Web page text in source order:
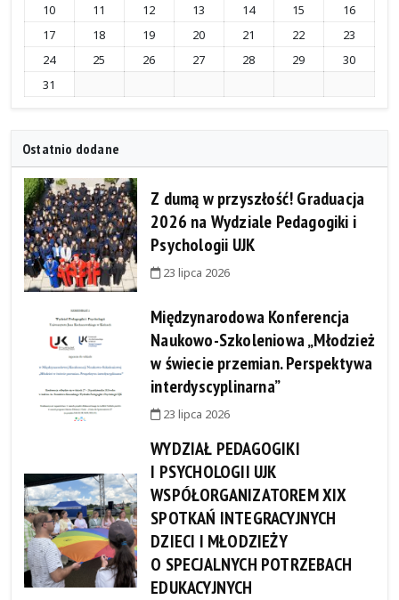
10
11 12 13 14 15
16
17
18 19 20 21 22
23
24
25 26 27 28 29
30
31
Ostatnio dodane
Z dumą w przyszłość! Graduacja
2026 na Wydziale Pedagogiki i
Psychologii UJK
23 lipca 2026
Międzynarodowa Konferencja
Naukowo-Szkoleniowa „Młodzież
w świecie przemian. Perspektywa
interdyscyplinarna”
23 lipca 2026
WYDZIAŁ PEDAGOGIKI
I PSYCHOLOGII UJK
WSPÓŁORGANIZATOREM XIX
SPOTKAŃ INTEGRACYJNYCH
DZIECI I MŁODZIEŻY
O SPECJALNYCH POTRZEBACH
EDUKACYJNYCH